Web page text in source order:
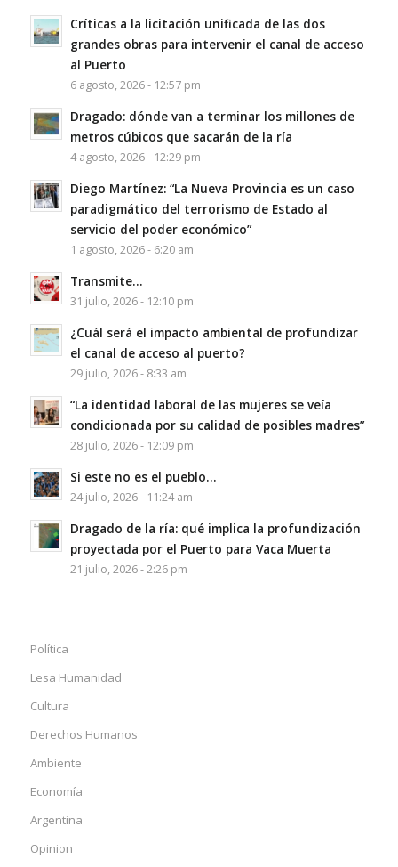
Críticas a la licitación unificada de las dos
grandes obras para intervenir el canal de acceso
al Puerto
6 agosto, 2026 - 12:57 pm
Dragado: dónde van a terminar los millones de
metros cúbicos que sacarán de la ría
4 agosto, 2026 - 12:29 pm
Diego Martínez: “La Nueva Provincia es un caso
paradigmático del terrorismo de Estado al
servicio del poder económico”
1 agosto, 2026 - 6:20 am
Transmite…
31 julio, 2026 - 12:10 pm
¿Cuál será el impacto ambiental de profundizar
el canal de acceso al puerto?
29 julio, 2026 - 8:33 am
“La identidad laboral de las mujeres se veía
condicionada por su calidad de posibles madres”
28 julio, 2026 - 12:09 pm
Si este no es el pueblo…
24 julio, 2026 - 11:24 am
Dragado de la ría: qué implica la profundización
proyectada por el Puerto para Vaca Muerta
21 julio, 2026 - 2:26 pm
Política
Lesa Humanidad
Cultura
Derechos Humanos
Ambiente
Economía
Argentina
Opinion